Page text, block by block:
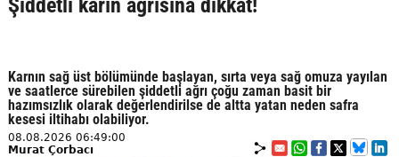
Şiddetli karın ağrısına dikkat!
Karnın sağ üst bölümünde başlayan, sırta veya sağ omuza yayılan
ve saatlerce sürebilen şiddetli ağrı çoğu zaman basit bir
hazımsızlık olarak değerlendirilse de altta yatan neden safra
kesesi iltihabı olabiliyor.
08.08.2026 06:49:00
Murat Çorbacı